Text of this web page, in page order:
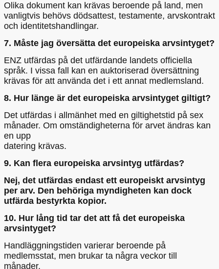
Olika dokument kan krävas beroende på land, men
vanligtvis behövs dödsattest, testamente, arvskontrakt
och identitetshandlingar.
7. Måste jag översätta det europeiska arvsintyget?
ENZ utfärdas på det utfärdande landets officiella
språk. I vissa fall kan en auktoriserad översättning
krävas för att använda det i ett annat medlemsland.
8. Hur länge är det europeiska arvsintyget giltigt?
Det utfärdas i allmänhet med en giltighetstid på sex
månader. Om omständigheterna för arvet ändras kan
en upp
datering krävas.
9. Kan flera europeiska arvsintyg utfärdas?
Nej, det utfärdas endast ett europeiskt arvsintyg
per arv. Den behöriga myndigheten kan dock
utfärda bestyrkta kopior.
10. Hur lång tid tar det att få det europeiska
arvsintyget?
Handläggningstiden varierar beroende på
medlemsstat, men brukar ta några veckor till
månader.